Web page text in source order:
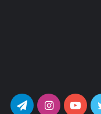
توییتر یوتیوب اینستاگرامتلگرام